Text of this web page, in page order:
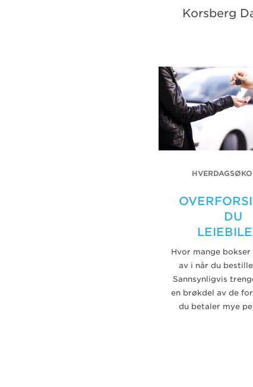
Korsberg
DU
Hvor mange bokser
av i når du
Sannsynligvis
en brøkdel av de
du betaler mye